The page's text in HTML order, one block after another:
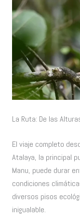
La Ruta: De las
El viaje completo
Atalaya, la principal
Manu, puede durar
condiciones
diversos pisos
inigualable.